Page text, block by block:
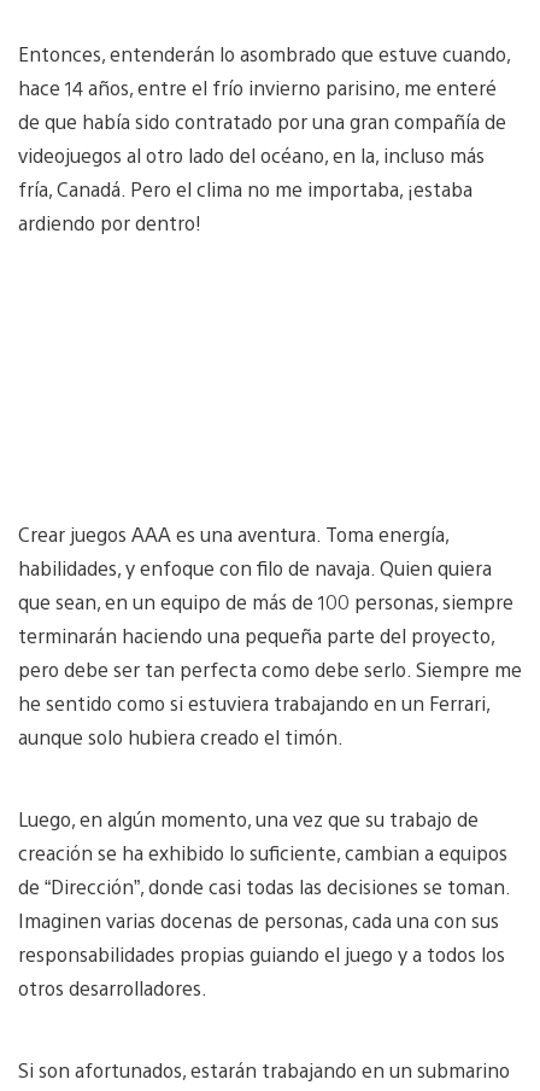
Entonces, entenderán lo asombrado que estuve cuando,
hace 14 años, entre el frío invierno parisino, me enteré
de que había sido contratado por una gran compañía de
videojuegos al otro lado del océano, en la, incluso más
fría, Canadá. Pero el clima no me importaba, ¡estaba
ardiendo por dentro!
Crear juegos AAA es una aventura. Toma energía,
habilidades, y enfoque con filo de navaja. Quien quiera
que sean, en un equipo de más de 100 personas, siempre
terminarán haciendo una pequeña parte del proyecto,
pero debe ser tan perfecta como debe serlo. Siempre me
he sentido como si estuviera trabajando en un Ferrari,
aunque solo hubiera creado el timón.
Luego, en algún momento, una vez que su trabajo de
creación se ha exhibido lo suficiente, cambian a equipos
de “Dirección”, donde casi todas las decisiones se toman.
Imaginen varias docenas de personas, cada una con sus
responsabilidades propias guiando el juego y a todos los
otros desarrolladores.
Si son afortunados, estarán trabajando en un submarino